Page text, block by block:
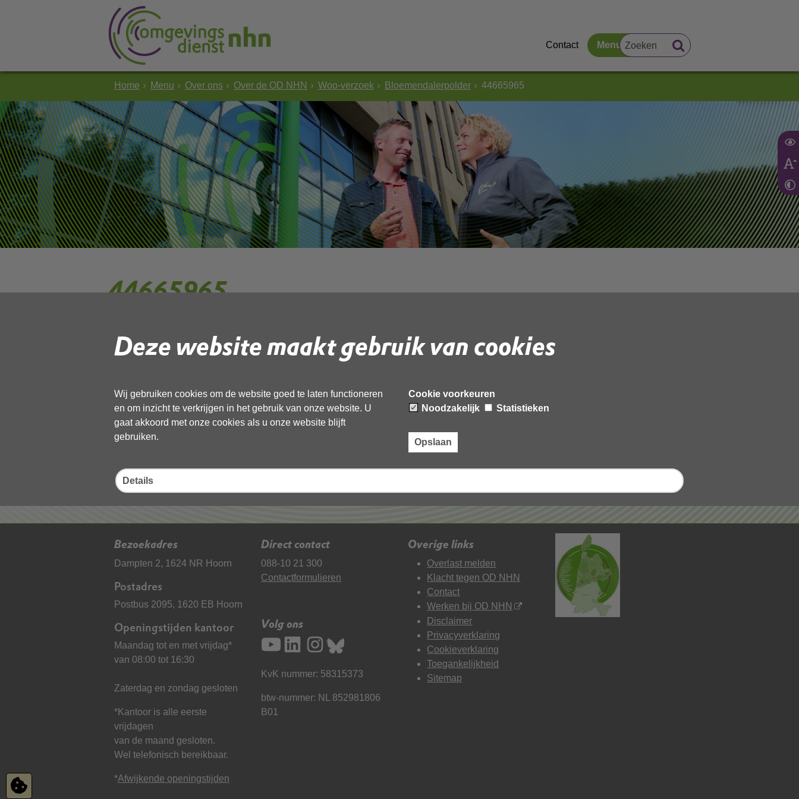
Deze website maakt gebruik van cookies
Wij gebruiken cookies om de website goed te laten functioneren
en om inzicht te verkrijgen in het gebruik van onze website. U
gaat akkoord met onze cookies als u onze website blijft
gebruiken.
Cookie voorkeuren
Noodzakelijk
Statistieken
Opslaan
Details
Contact Menu
Home Menu Over ons Over de OD NHN Woo-verzoek Bloemendalerpolder 44665965
44665965
Gebruik de onderstaande link om het document te downloaden.
Deel deze pagina
Bezoekadres
Dampten 2, 1624 NR Hoorn
Postadres
Postbus 2095, 1620 EB Hoorn
Openingstijden kantoor
Maandag tot en met vrijdag*
van 08:00 tot 16:30
Zaterdag en zondag gesloten
*Kantoor is alle eerste
vrijdagen
van de maand gesloten.
Wel telefonisch bereikbaar.
*Afwijkende openingstijden
Direct contact
088-10 21 300
Contactformulieren
Volg ons
KvK nummer: 58315373
btw-nummer: NL 852981806
B01
Overige links
Overlast melden
Klacht tegen OD NHN
Contact
Werken bij OD NHN
Disclaimer
Privacyverklaring
Cookieverklaring
Toegankelijkheid
Sitemap